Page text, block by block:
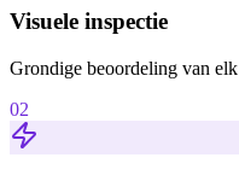
Visuele inspectie
Grondige beoordeling van
02